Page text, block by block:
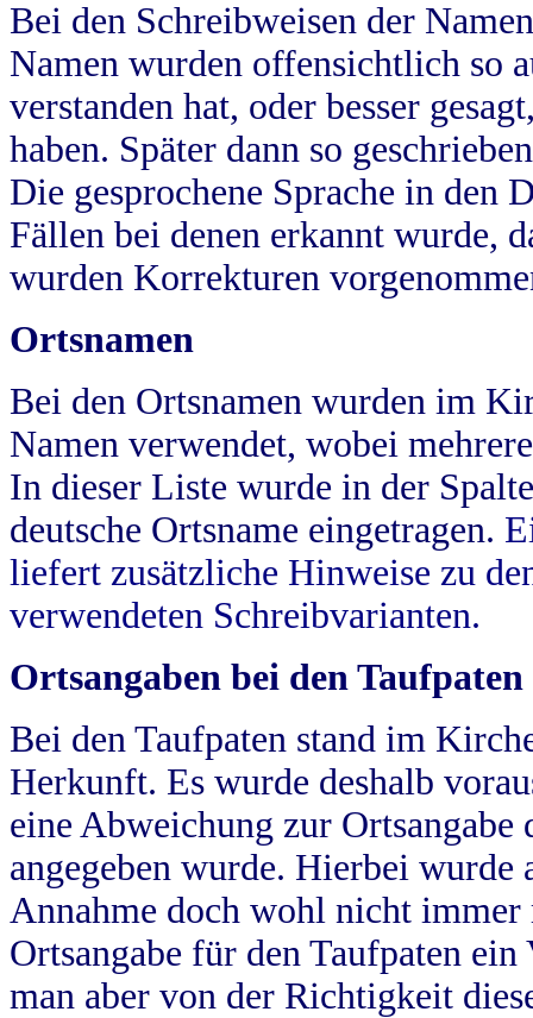
Bei den Schreibweisen der
Namen wurden offensichtlich so
verstanden hat, oder besser
haben. Später dann so
Die gesprochene Sprache in
Fällen bei denen erkannt wurde,
wurden Korrekturen
Ortsnamen
Bei den Ortsnamen wurden im
Namen verwendet, wobei
In dieser Liste wurde in der
deutsche Ortsname eingetragen.
liefert zusätzliche Hinweise zu
verwendeten Schreibvarianten.
Ortsangaben bei den Taufpaten
Bei den Taufpaten stand im
Herkunft. Es wurde deshalb
eine Abweichung zur
angegeben wurde. Hierbei wurde
Annahme doch wohl nicht
Ortsangabe für den Taufpaten
man aber von der Richtigkeit